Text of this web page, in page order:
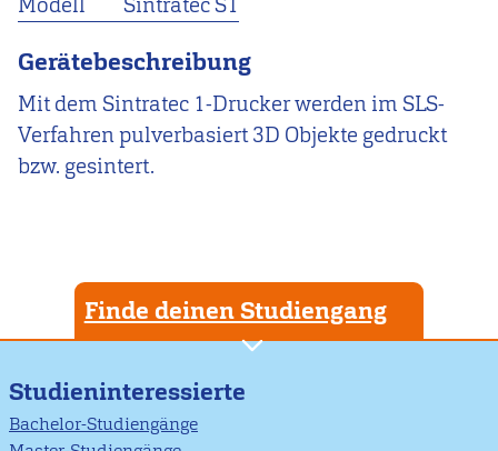
Gerätebeschreibung
Mit dem Sintratec 1-Drucker werden im SLS-
Verfahren pulverbasiert 3D Objekte gedruckt
bzw. gesintert.
Finde deinen Studiengang
Studieninteressierte
Bachelor-Studiengänge